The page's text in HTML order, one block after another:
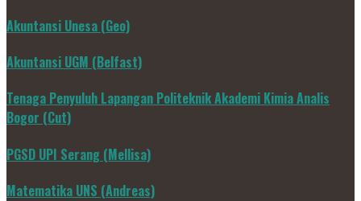
Akuntansi Unesa (Geo)
Akuntansi UGM (Belfast)
Tenaga Penyuluh Lapangan Politeknik Akademi Kimia Analis
Bogor (Cut)
PGSD UPI Serang (Mellisa)
Matematika UNS (Andreas)